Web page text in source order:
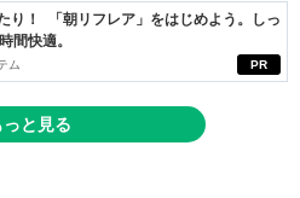
PR
り！ 「朝リフレア」をはじめよう。しっ
間快適。
ム
っと見る